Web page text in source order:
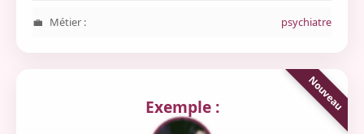
Métier : psychiatre
Exemple :